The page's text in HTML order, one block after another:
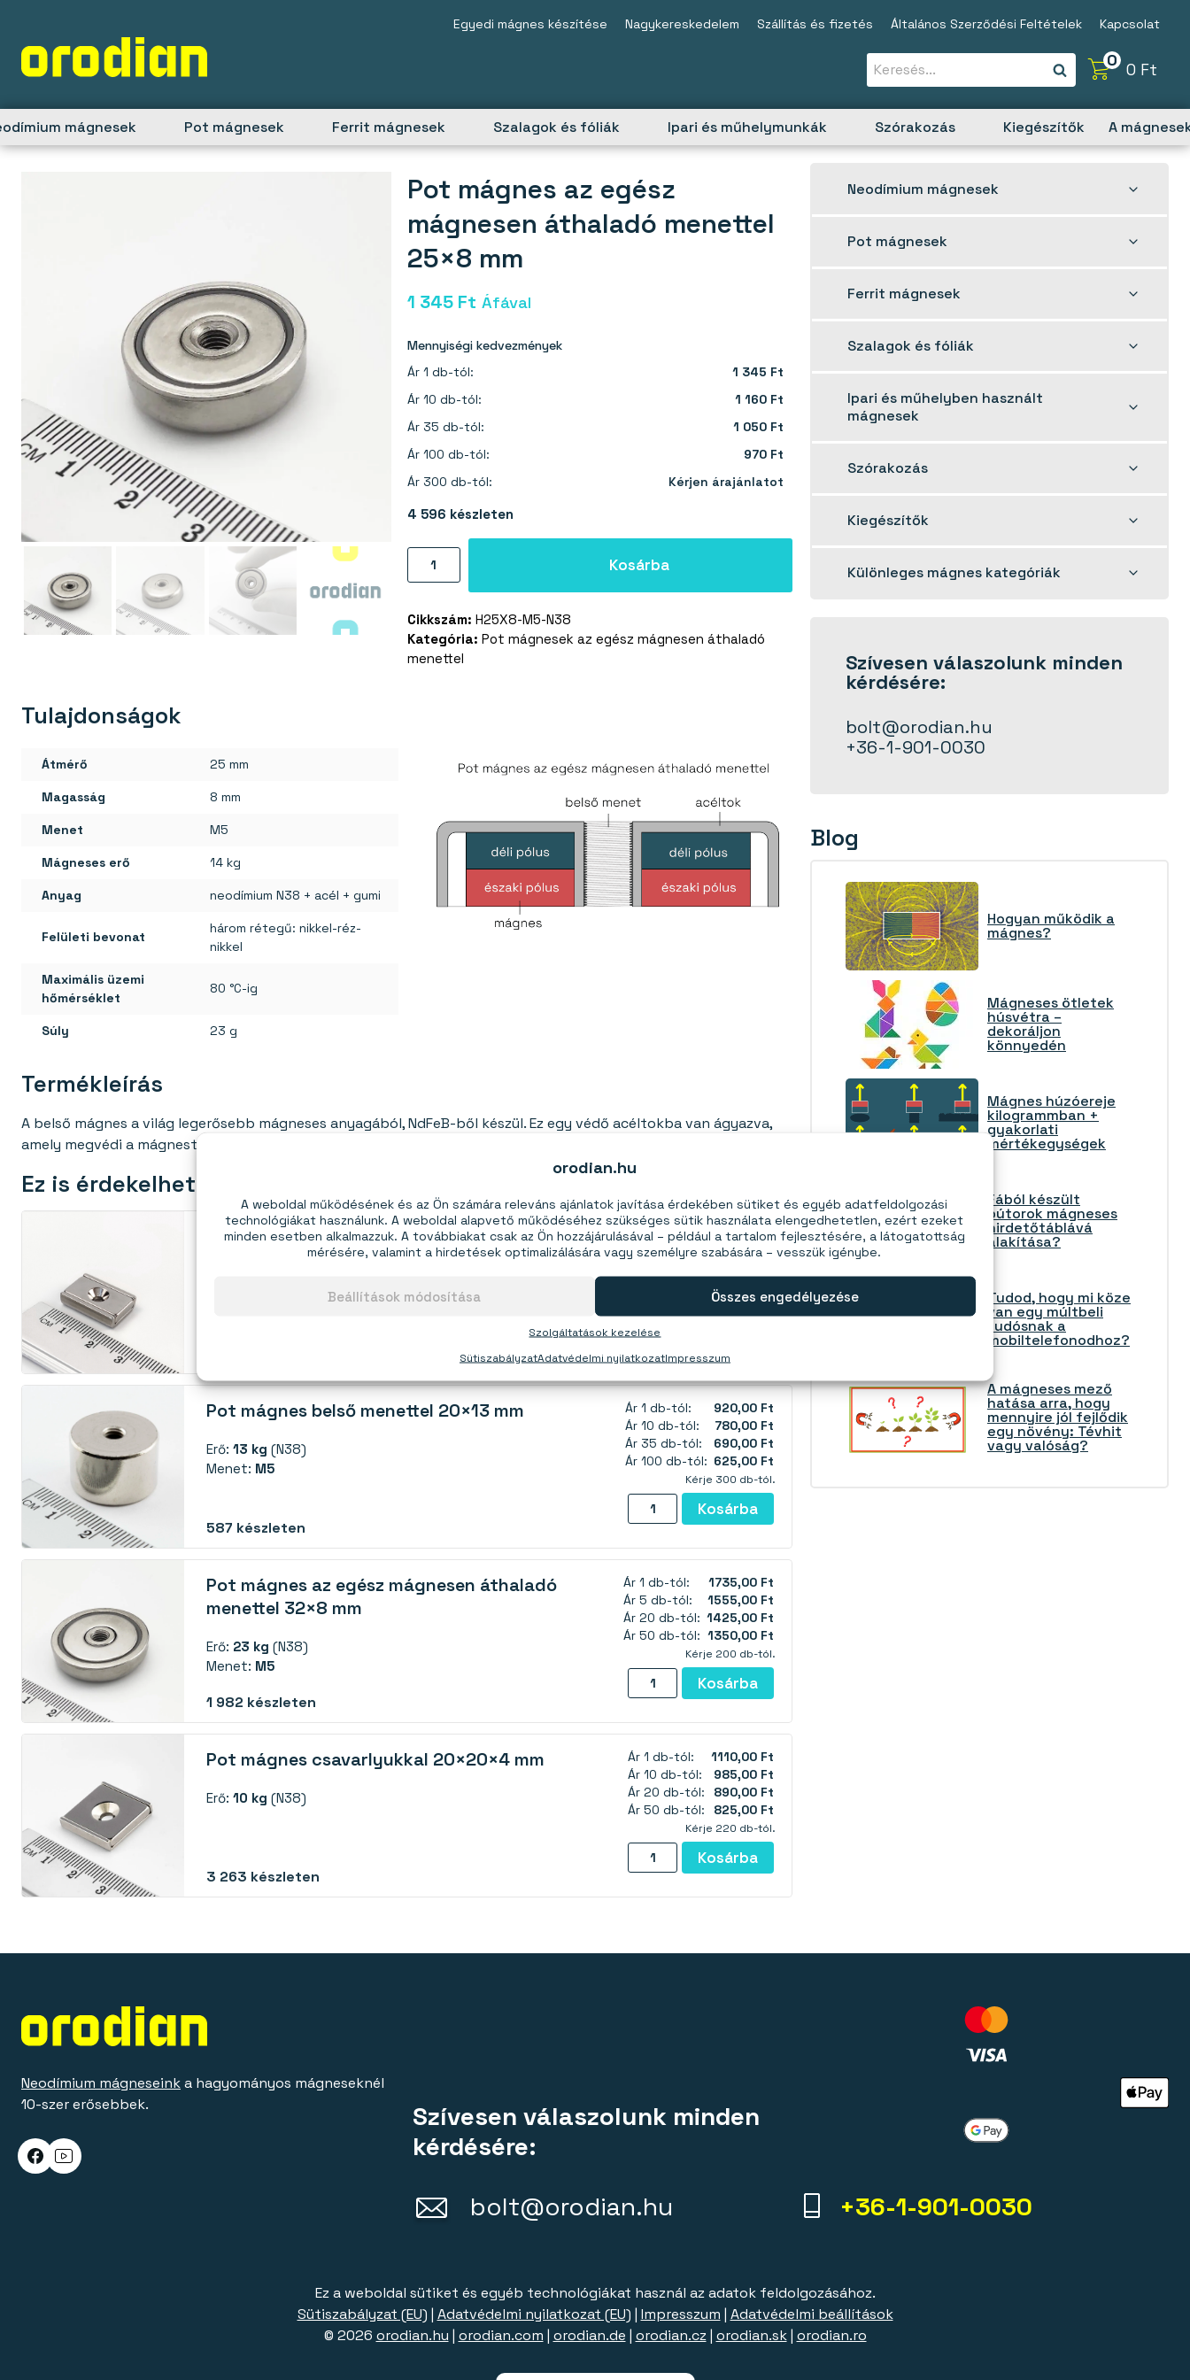
orodian.hu
A weboldal működésének és az Ön számára releváns ajánlatok javítása érdekében sütiket és egyéb adatfeldolgozási
technológiákat használunk. A weboldal alapvető működéséhez szükséges sütik használata elengedhetetlen, ezért ezeket
minden esetben alkalmazzuk. A továbbiakat csak az Ön hozzájárulásával – például a tartalom fejlesztésére, a látogatottság
mérésére, valamint a hirdetések optimalizálására vagy személyre szabására – vesszük igénybe.
Szolgáltatások kezelése
Összes engedélyezése
Beállítások módosítása
SütiszabályzatAdatvédelmi nyilatkozatImpresszum
content
Egyedi mágnes készítése Nagykereskedelem Szállítás és fizetés Általános Szerződési Feltételek Kapcsolat
0 0 Ft
mágnesek Pot mágnesek Ferrit mágnesek Szalagok és fóliák Ipari és műhelymunkák Szórakozás Kiegészítők A
Pot mágnes az egész
mágnesen áthaladó menettel
25×8 mm
1 345 Ft Áfával
Mennyiségi kedvezmények
Ár 1 db-tól:
1 345 Ft
Ár 10 db-tól:
1 160 Ft
Ár 35 db-tól:
1 050 Ft
Ár 100 db-tól:
970 Ft
Ár 300 db-tól:
Kérjen árajánlatot
4 596 készleten
mágnes
egész
mágnesen
áthaladó
Kosárba
Cikkszám: H25X8-M5-N38
Kategória: Pot mágnesek az egész mágnesen áthaladó
menettel
Tulajdonságok
Átmérő 25 mm
Magasság 8 mm
Menet M5
Mágneses erő 14 kg
Anyag neodímium N38 + acél + gumi
Felületi bevonat
három rétegű: nikkel-réz-
nikkel
Maximális üzemi
hőmérséklet
80 °C-ig
Súly 23 g
Termékleírás
A belső mágnes a világ legerősebb mágneses anyagából, NdFeB-ből készül. Ez egy védő acéltokba van ágyazva,
amely megvédi a mágnest a sérülésektől, ugyanakkor növeli a teljes mágneses erőt.
Ez is érdekelhet:
Pot mágnes csavarlyukkal 20×13,5×5 mm Ár 1 db-tól:
650,00 Ft
Ár 15 db-tól:
580,00 Ft
495,00 Ft
Kérje 450 db-tól.
Pot
mágnes
20×13,5×5
mm
mennyiség
Pot mágnes belső menettel 20×13 mm
Erő: 13 kg (N38)
Menet: M5
587 készleten
Ár 1 db-tól:
920,00 Ft
Ár 10 db-tól:
780,00 Ft
Ár 35 db-tól:
690,00 Ft
Ár 100 db-tól: 625,00 Ft
Kérje 300 db-tól.
Pot
mágnes
belső
20×13
mm
mennyiség
Kosárba
Pot mágnes az egész mágnesen áthaladó
menettel 32×8 mm
Erő: 23 kg (N38)
Menet: M5
1 982 készleten
Ár 1 db-tól:
1735,00 Ft
Ár 5 db-tól:
1555,00 Ft
Ár 20 db-tól: 1425,00 Ft
Ár 50 db-tól: 1350,00 Ft
Kérje 200 db-tól.
Pot
mágnes
az
mágnesen
áthaladó
menettel
mm
mennyiség
Kosárba
Pot mágnes csavarlyukkal 20×20×4 mm
Erő: 10 kg (N38)
3 263 készleten
Ár 1 db-tól:
1110,00 Ft
Ár 10 db-tól:
985,00 Ft
Ár 20 db-tól:
890,00 Ft
Ár 50 db-tól:
825,00 Ft
Kérje 220 db-tól.
Pot
mágnes
csavarlyukkal
mennyiség
Kosárba
Neodímium mágnesek
Toggle
Pot mágnesek
Toggle
Ferrit mágnesek
Toggle
Szalagok és fóliák
Toggle
Ipari és műhelyben használt
mágnesek
child
Szórakozás
Toggle
Kiegészítők
Toggle
Különleges mágnes kategóriák
Toggle
Szívesen válaszolunk minden
kérdésére:
bolt@orodian.hu
+36-1-901-0030
Blog
Hogyan működik a
mágnes?
Mágneses ötletek
húsvétra –
dekoráljon
könnyedén
Mágnes húzóereje
kilogrammban +
gyakorlati
mértékegységek
Fából készült
bútorok mágneses
hirdetőtáblává
alakítása?
Tudod, hogy mi köze
van egy múltbeli
tudósnak a
mobiltelefonodhoz?
A mágneses mező
hatása arra, hogy
mennyire jól fejlődik
egy növény: Tévhit
vagy valóság?
Neodímium mágneseinka hagyományos mágneseknél
10-szer erősebbek.
Szívesen válaszolunk minden
kérdésére:
bolt@orodian.hu
+36-1-901-0030
Ez a weboldal sütiket és egyéb technológiákat használ az adatok feldolgozásához.
Sütiszabályzat (EU) | Adatvédelmi nyilatkozat (EU) | Impresszum | Adatvédelmi beállítások
© 2026 orodian.hu | orodian.com | orodian.de | orodian.cz| orodian.sk| orodian.ro